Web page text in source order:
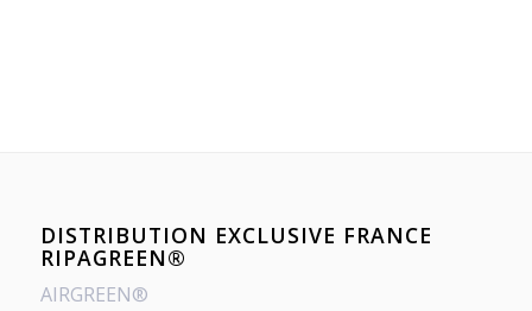
DISTRIBUTION EXCLUSIVE FRANCE
RIPAGREEN®
AIRGREEN®